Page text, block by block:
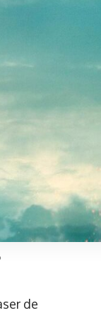
de